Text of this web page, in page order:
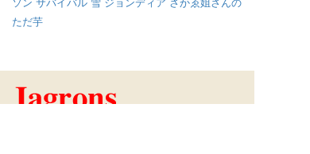
ソン サバイバル 雪 ジョンディア さかゑ姐さんの
ただ芋